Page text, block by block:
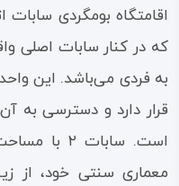
که در کنار سابات اصلی
به فردی می‌باشد. این
قرار دارد و دسترسی به
معماری سنتی خود، از